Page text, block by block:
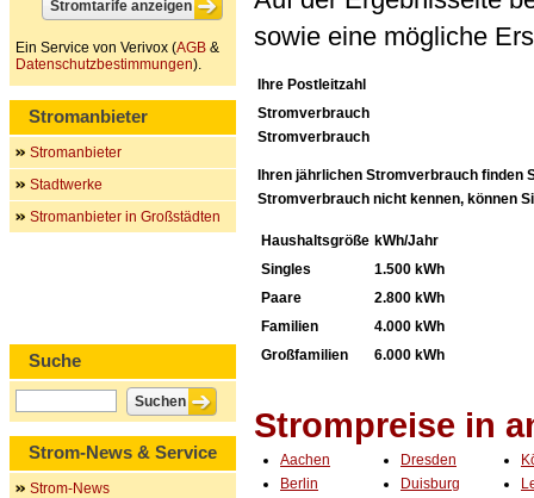
sowie eine mögliche
Ihre Postleitzahl
Stromverbrauch
Stromverbrauch
Ihren jährlichen Stromverbrauch finden
Stromverbrauch nicht kennen, können
Haushaltsgröße kWh/Jahr
Singles
1.500 kWh
Paare
2.800 kWh
Familien
4.000 kWh
Großfamilien
6.000 kWh
Strompreise in
Aachen
Berlin
Dresden
Duisburg
Ein Service von Verivox (AGB &
Datenschutzbestimmungen).
Stromanbieter
Stromanbieter
Stadtwerke
Stromanbieter in Großstädten
Suche
Strom-News & Service
Strom-News